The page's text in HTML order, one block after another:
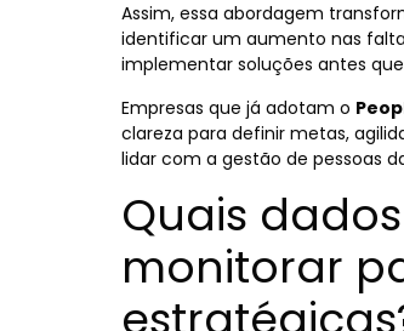
Assim, essa abordagem
identificar um aumento nas
implementar soluções antes
Empresas que já adotam o
clareza para definir metas,
lidar com a gestão de pessoas
Quais
monitorar